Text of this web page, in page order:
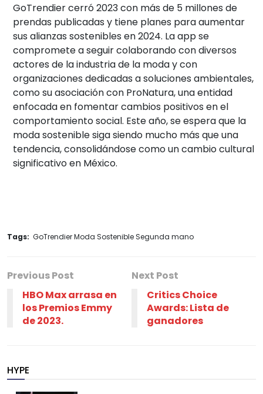
GoTrendier cerró 2023 con más de 5 millones de
prendas publicadas y tiene planes para aumentar
sus alianzas sostenibles en 2024. La app se
compromete a seguir colaborando con diversos
actores de la industria de la moda y con
organizaciones dedicadas a soluciones ambientales,
como su asociación con ProNatura, una entidad
enfocada en fomentar cambios positivos en el
comportamiento social. Este año, se espera que la
moda sostenible siga siendo mucho más que una
tendencia, consolidándose como un cambio cultural
significativo en México.
Tags: GoTrendier Moda Sostenible Segunda mano
Previous Post
HBO Max arrasa en
los Premios Emmy
de 2023.
Next Post
Critics Choice
Awards: Lista de
ganadores
HYPE